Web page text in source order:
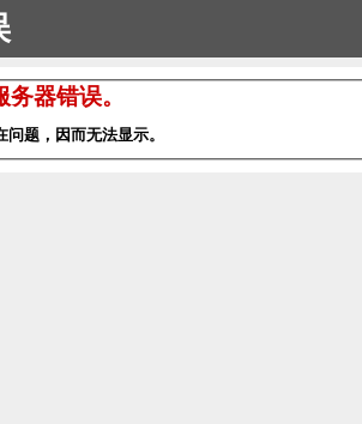
器错误。
题，因而无法显示。